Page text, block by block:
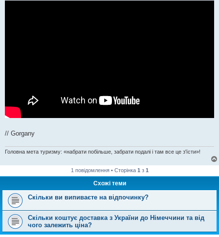
// Gorgany
Головна мета туризму: «набрати побільше, забрати подалі і там все це з'їсти»!
1 повідомлення • Сторінка 1 з 1
Схожі теми
Скільки ви випиваєте на відпочинку?
Скільки коштує доставка з України до Німеччини та від
чого залежить ціна?